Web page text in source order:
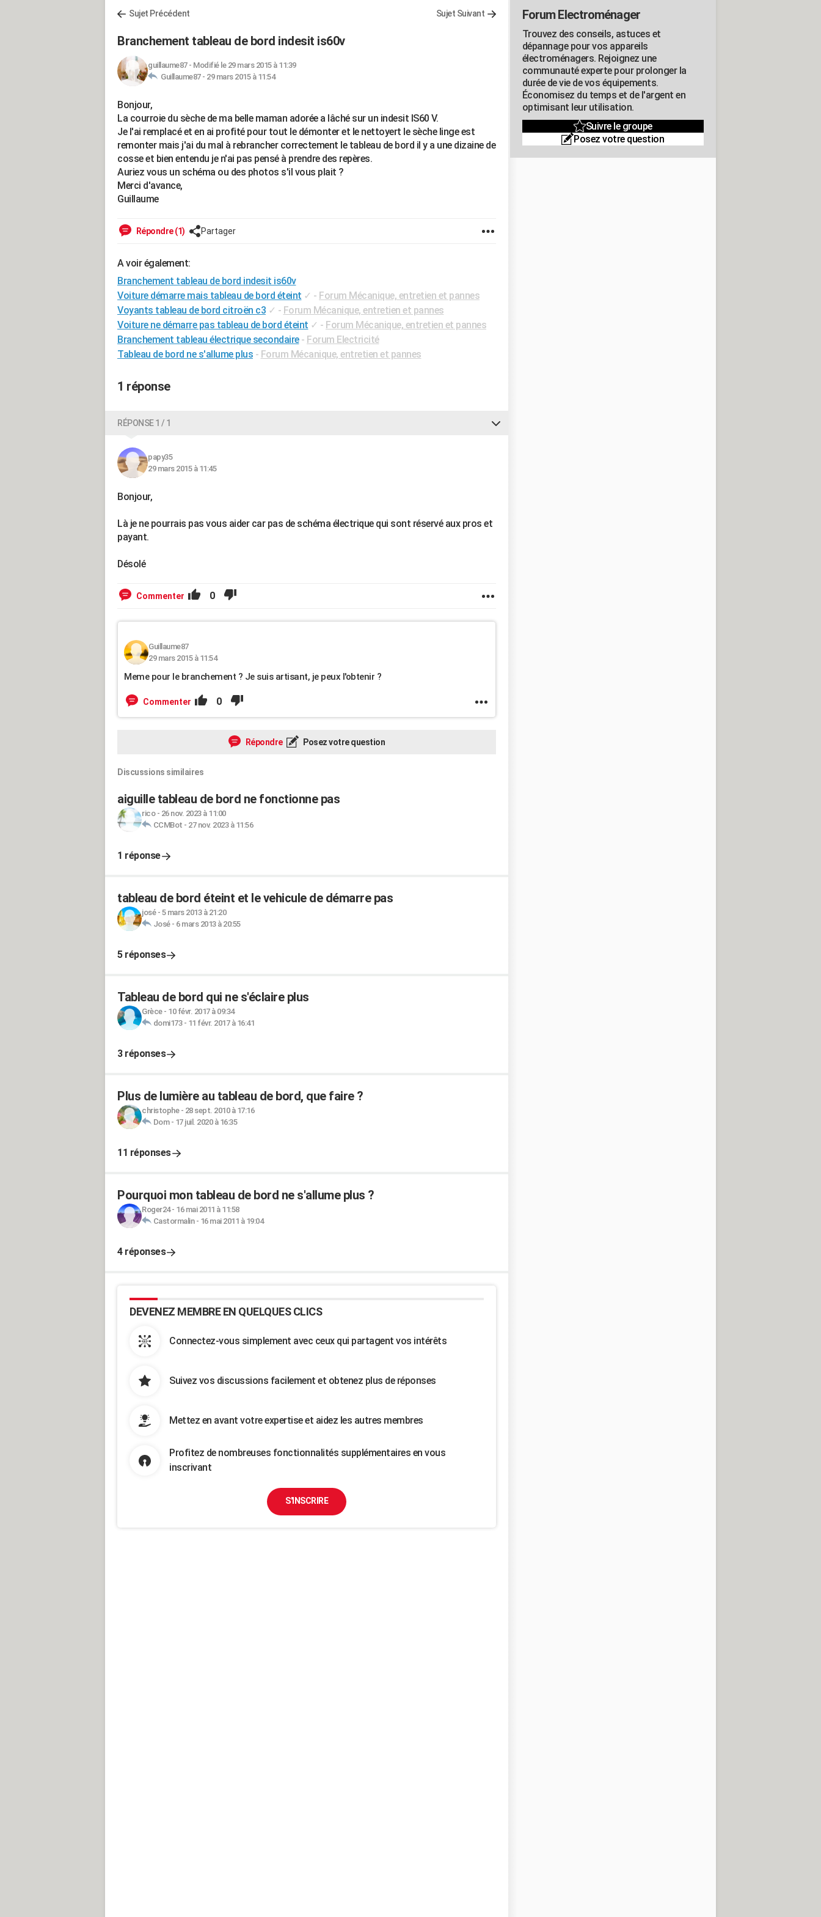
Sujet Précédent Sujet Suivant
Branchement tableau de bord indesit is60v
guillaume87- Modifié le 29 mars 2015 à 11:39
Guillaume87 - 29 mars 2015 à 11:54
Bonjour,
La courroie du sèche de ma belle maman adorée a lâché sur un indesit IS60 V.
Je l'ai remplacé et en ai profité pour tout le démonter et le nettoyert le sèche linge est
remonter mais j'ai du mal à rebrancher correctement le tableau de bord il y a une dizaine de
cosse et bien entendu je n'ai pas pensé à prendre des repères.
Auriez vous un schéma ou des photos s'il vous plait ?
Merci d'avance,
Guillaume
Répondre (1) Partager
A voir également:
Branchement tableau de bord indesit is60v
Voiture démarre mais tableau de bord éteint ✓ - Forum Mécanique, entretien et pannes
Voyants tableau de bord citroën c3 ✓ - Forum Mécanique, entretien et pannes
Voiture ne démarre pas tableau de bord éteint ✓ - Forum Mécanique, entretien et pannes
Branchement tableau électrique secondaire - Forum Electricité
Tableau de bord ne s'allume plus - Forum Mécanique, entretien et pannes
1 réponse
RÉPONSE 1 / 1
papy35
29 mars 2015 à 11:45
Bonjour,
Là je ne pourrais pas vous aider car pas de schéma électrique qui sont réservé aux pros et
payant.
Désolé
Commenter 0
Guillaume87
29 mars 2015 à 11:54
Meme pour le branchement ? Je suis artisant, je peux l'obtenir ?
Commenter 0
Répondre Posez votre question
Discussions similaires
aiguille tableau de bord ne fonctionne pas
rico- 26 nov. 2023 à 11:00
CCMBot - 27 nov. 2023 à 11:56
1 réponse
tableau de bord éteint et le vehicule de démarre pas
josé- 5 mars 2013 à 21:20
José- 6 mars 2013 à 20:55
5 réponses
Tableau de bord qui ne s'éclaire plus
Grèce- 10 févr. 2017 à 09:34
domi173- 11 févr. 2017 à 16:41
3 réponses
Plus de lumière au tableau de bord, que faire ?
christophe- 28 sept. 2010 à 17:16
Dom- 17 juil. 2020 à 16:35
11 réponses
Pourquoi mon tableau de bord ne s'allume plus ?
Roger24- 16 mai 2011 à 11:58
Castormalin- 16 mai 2011 à 19:04
4 réponses
DEVENEZ MEMBRE EN QUELQUES CLICS
Connectez-vous simplement avec ceux qui partagent vos intérêts
Suivez vos discussions facilement et obtenez plus de réponses
Mettez en avant votre expertise et aidez les autres membres
Profitez de nombreuses fonctionnalités supplémentaires en vous
inscrivant
S'INSCRIRE
Forum Electroménager
Trouvez des conseils, astuces et
dépannage pour vos appareils
électroménagers. Rejoignez une
communauté experte pour prolonger la
durée de vie de vos équipements.
Économisez du temps et de l'argent en
optimisant leur utilisation.
Suivre le groupe
Posez votre question